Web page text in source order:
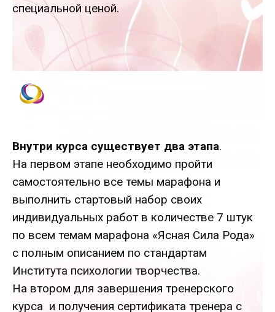
специальной ценой.
Внутри курса существует два этапа.
На первом этапе необходимо пройти
самостоятельно все темы марафона и
выполнить стартовый набор своих
индивидуальных работ в количестве 7 штук
по всем темам марафона «Ясная Сила Рода»
с полным описанием по стандартам
Института психологии творчества.
На втором для завершения тренерского
курса и получения сертификата тренера с